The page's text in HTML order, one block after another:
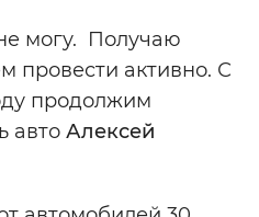
могу. Получаю
провести активно. С
продолжим
авто Алексей